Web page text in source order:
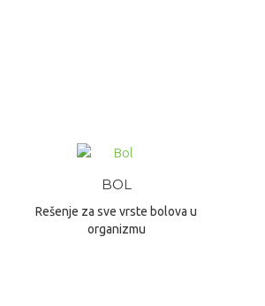
BOL
Rešenje za sve vrste bolova u
organizmu